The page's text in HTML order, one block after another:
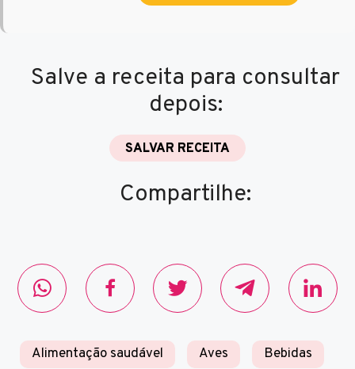
Salve a receita para consultar
depois:
SALVAR RECEITA
Compartilhe:
Alimentação saudável Aves Bebidas